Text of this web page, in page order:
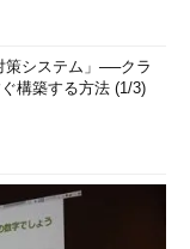
策システム」──クラ
構築する方法 (1/3)